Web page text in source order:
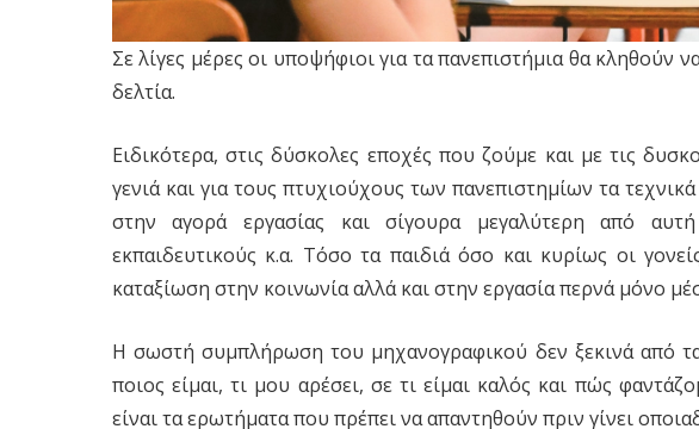
Σε λίγες μέρες οι υποψήφιοι για τα πανεπιστήμια θα κληθούν
δελτία.
Ειδικότερα, στις δύσκολες εποχές που ζούμε και με τις
γενιά και για τους πτυχιούχους των πανεπιστημίων τα
στην αγορά εργασίας και σίγουρα μεγαλύτερη από
εκπαιδευτικούς κ.α. Τόσο τα παιδιά όσο και κυρίως οι
καταξίωση στην κοινωνία αλλά και στην εργασία περνά μόνο
Η σωστή συμπλήρωση του μηχανογραφικού δεν ξεκινά από
ποιος είμαι, τι μου αρέσει, σε τι είμαι καλός και πώς
είναι τα ερωτήματα που πρέπει να απαντηθούν πριν γίνει